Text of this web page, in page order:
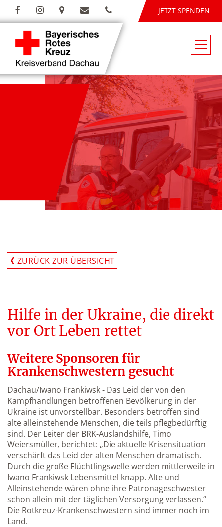
JETZT SPENDEN
ZURÜCK ZUR ÜBERSICHT
Hilfe in der Ukraine, die direkt
vor Ort Leben rettet
Weitere Sponsoren für
Krankenschwestern gesucht
Dachau/Iwano Frankiwsk - Das Leid der von den
Kampfhandlungen betroffenen Bevölkerung in der
Ukraine ist unvorstellbar. Besonders betroffen sind
alte alleinstehende Menschen, die teils pflegbedürftig
sind. Der Leiter der BRK-Auslandshilfe, Timo
Weiersmüller, berichtet: „Die aktuelle Krisensituation
verschärft das Leid der alten Menschen dramatisch.
Durch die große Flüchtlingswelle werden mittlerweile in
Iwano Frankiwsk Lebensmittel knapp. Alte und
Alleinstehende wären ohne ihre Patronageschwester
schon allein mit der täglichen Versorgung verlassen.“
Die Rotkreuz-Krankenschwestern sind immer noch im
Land.